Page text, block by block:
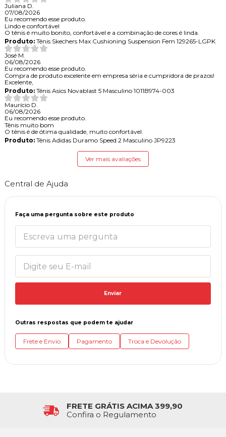
Juliana D.
07/08/2026
Eu recomendo esse produto.
Lindo e confortável
O tênis é muito bonito, confortável e a combinação de cores é linda.
Produto:Tênis Skechers Max Cushioning Suspension Fem 129265-LGPK
José M.
06/08/2026
Eu recomendo esse produto.
Compra de produto excelente em empresa séria e cumpridora de prazos!
Excelente,
Produto:Tênis Asics Novablast 5 Masculino 1011B974-003
Maurício D.
06/08/2026
Eu recomendo esse produto.
Tênis muito bom
O tênis é de ótima qualidade, muito confortável.
Produto:Tênis Adidas Duramo Speed 2 Masculino JP9223
Ver mais avaliações
Central de Ajuda
Faça uma pergunta sobre este produto
Enviar
Outras respostas que podem te ajudar
Frete e Envio Pagamento Troca e Devolução
FRETE GRÁTIS ACIMA 399,90
Confira o Regulamento